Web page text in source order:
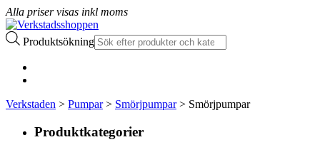
Alla priser visas inkl moms
Produktsökning
Verkstaden > Pumpar> Smörjpumpar> Smörjpumpar
Produktkategorier